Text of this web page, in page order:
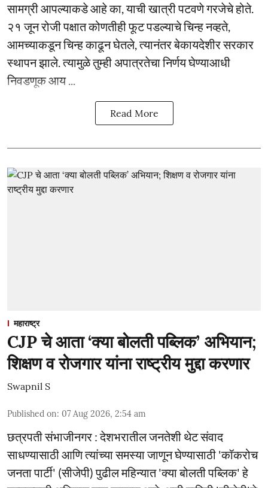
सामग्री आपल्याकडे आहे का, याची खात्री पटवणे गरजेचे होते.
२१ जून रोजी पक्षात कोणतीही फूट पडल्याचे चिन्ह नव्हते,
आमच्याकडून चिन्ह काढून घेतले, त्यानंतर बेकायदेशीर सरकार
स्थापन झाले. त्यामुळे तुम्ही अपात्रतेचा निर्णय घेण्याआधी
निवडणूक आय ...
Read More
महाराष्ट्र
CJP चे आता ‘क्या बोलती पब्लिक’ अभियान;
शिक्षण व रोजगार यांना राष्ट्रीय मुद्दा करणार
Swapnil S
Published on: 07 Aug 2026, 2:54 am
छत्रपती संभाजीनगर : देशभरातील जनतेशी थेट संवाद
साधण्यासाठी आणि त्यांच्या समस्या जाणून घेण्यासाठी 'कॉकरोच
जनता पार्टी' (सीजेपी) पुढील महिन्यात 'क्या बोलती पब्लिक' हे